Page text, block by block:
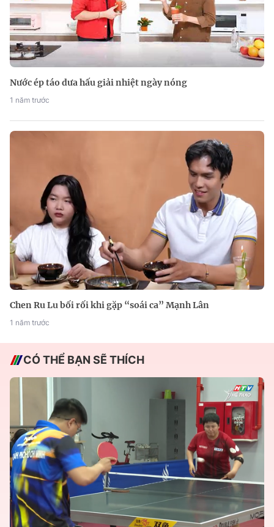
Nước ép táo dưa hấu giải nhiệt ngày nóng
1 năm trước
Chen Ru Lu bối rối khi gặp “soái ca” Mạnh Lân
1 năm trước
CÓ THỂ BẠN SẼ THÍCH